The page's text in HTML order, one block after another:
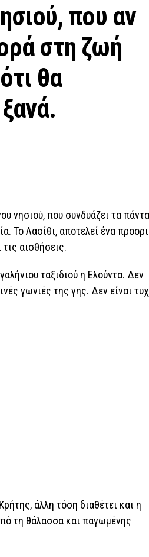
που αν
στη ζωή
θα
νησιού, που συνδυάζει τα
Το Λασίθι, αποτελεί ένα
αισθήσεις.
ταξιδιού η Ελούντα. Δεν
γωνιές της γης. Δεν είναι
άλλη τόση διαθέτει και η
τη θάλασσα και παγωμένης